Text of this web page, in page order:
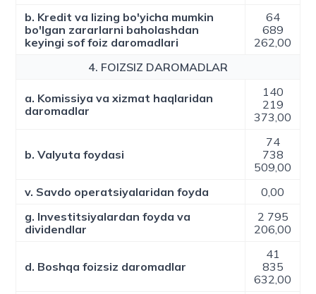
b. Kredit va lizing bo'yicha mumkin
bo'lgan zararlarni baholashdan
keyingi sof foiz daromadlari
64
689
262,00
4. FOIZSIZ DAROMADLAR
a. Komissiya va xizmat haqlaridan
daromadlar
140
219
373,00
b. Valyuta foydasi
74
738
509,00
v. Savdo operatsiyalaridan foyda
0,00
g. Investitsiyalardan foyda va
dividendlar
2 795
206,00
d. Boshqa foizsiz daromadlar
41
835
632,00